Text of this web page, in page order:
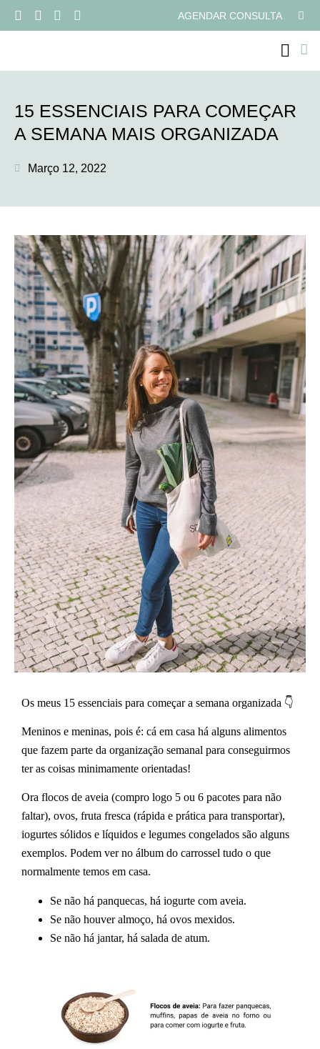
AGENDAR CONSULTA
15 ESSENCIAIS PARA COMEÇAR
A SEMANA MAIS ORGANIZADA
Março 12, 2022
Os meus 15 essenciais para começar a semana organizada 👇
Meninos e meninas, pois é: cá em casa há alguns alimentos
que fazem parte da organização semanal para conseguirmos
ter as coisas minimamente orientadas!
Ora flocos de aveia (compro logo 5 ou 6 pacotes para não
faltar), ovos, fruta fresca (rápida e prática para transportar),
iogurtes sólidos e líquidos e legumes congelados são alguns
exemplos. Podem ver no álbum do carrossel tudo o que
normalmente temos em casa.
Se não há panquecas, há iogurte com aveia.
Se não houver almoço, há ovos mexidos.
Se não há jantar, há salada de atum.